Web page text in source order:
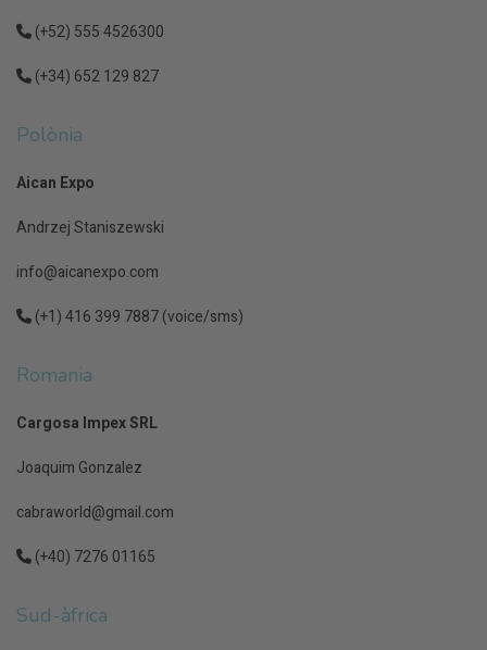
(+52) 555 4526300
(+34) 652 129 827
Polònia
Aican Expo
Andrzej Staniszewski
info@aicanexpo.com
(+1) 416 399 7887 (voice/sms)
Romania
Cargosa Impex SRL
Joaquim Gonzalez
cabraworld@gmail.com
(+40) 7276 01165
Sud-àfrica